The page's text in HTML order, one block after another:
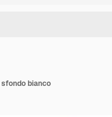
bianco